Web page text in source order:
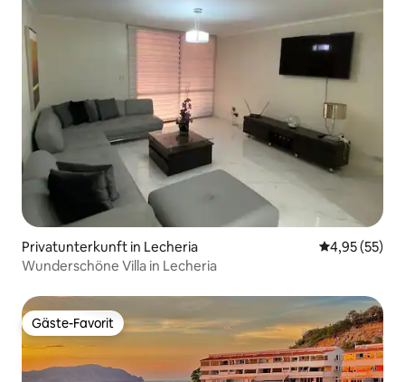
Privatunterkunft in Lecheria
4,95 (55)
Wunderschöne Villa in Lecheria
Gäste-Favorit
Gäste-Favorit